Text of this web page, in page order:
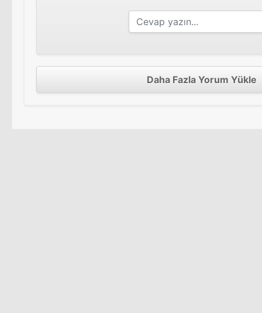
Daha Fazla Yorum Yükle